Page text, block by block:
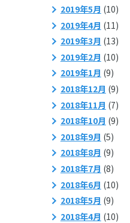
2019年5月 (10)
2019年4月 (11)
2019年3月 (13)
2019年2月 (10)
2019年1月 (9)
2018年12月 (9)
2018年11月 (7)
2018年10月 (9)
2018年9月 (5)
2018年8月 (9)
2018年7月 (8)
2018年6月 (10)
2018年5月 (9)
2018年4月 (10)